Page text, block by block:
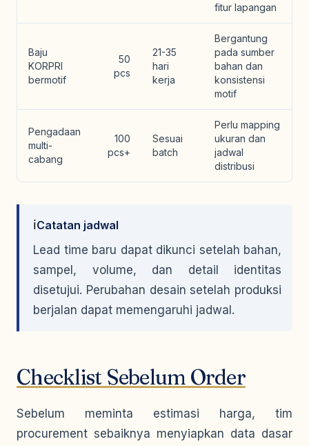
fitur lapangan
Baju
KORPRI
bermotif
50
pcs
21-35
hari
kerja
Bergantung
pada sumber
bahan dan
konsistensi
motif
Pengadaan
multi-
cabang
100
pcs+
Sesuai
batch
Perlu mapping
ukuran dan
jadwal
distribusi
ℹ️Catatan jadwal
Lead time baru dapat dikunci setelah bahan,
sampel, volume, dan detail identitas
disetujui. Perubahan desain setelah produksi
berjalan dapat memengaruhi jadwal.
Checklist Sebelum Order
Sebelum meminta estimasi harga, tim
procurement sebaiknya menyiapkan data dasar